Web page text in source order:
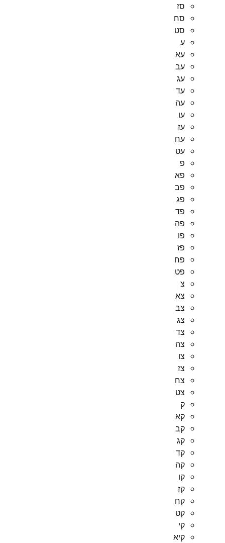
סז
סח
סט
ע
עא
עב
עג
עד
עה
עו
עז
עח
עט
פ
פא
פב
פג
פד
פה
פו
פז
פח
פט
צ
צא
צב
צג
צד
צה
צו
צז
צח
צט
ק
קא
קב
קג
קד
קה
קו
קז
קח
קט
קי
קיא